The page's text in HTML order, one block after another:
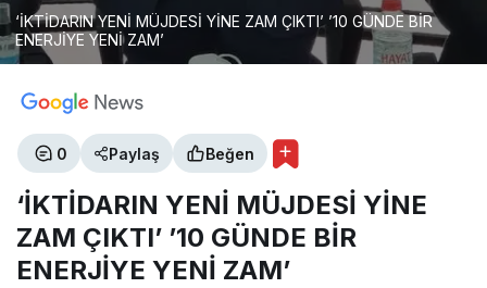
‘İKTİDARIN YENİ MÜJDESİ YİNE ZAM ÇIKTI’ ’10 GÜNDE BİR
ENERJİYE YENİ ZAM’
0 Paylaş Beğen
‘İKTİDARIN YENİ MÜJDESİ YİNE
ZAM ÇIKTI’ ’10 GÜNDE BİR
ENERJİYE YENİ ZAM’